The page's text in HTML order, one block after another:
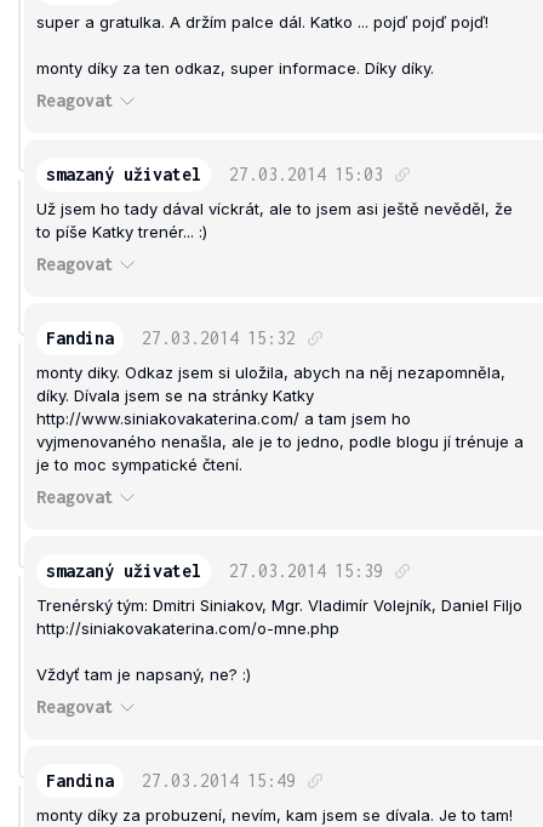
super a gratulka. A držím palce dál. Katko ... pojď pojď pojď!
monty díky za ten odkaz, super informace. Díky díky.
Reagovat
smazaný uživatel 27.03.2014 15:03
Už jsem ho tady dával víckrát, ale to jsem asi ještě nevěděl, že
to píše Katky trenér... :)
Reagovat
Fandina 27.03.2014 15:32
monty diky. Odkaz jsem si uložila, abych na něj nezapomněla,
díky. Dívala jsem se na stránky Katky
http://www.siniakovakaterina.com/ a tam jsem ho
vyjmenovaného nenašla, ale je to jedno, podle blogu jí trénuje a
je to moc sympatické čtení.
Reagovat
smazaný uživatel 27.03.2014 15:39
Trenérský tým: Dmitri Siniakov, Mgr. Vladimír Volejník, Daniel Filjo
http://siniakovakaterina.com/o-mne.php
Vždyť tam je napsaný, ne? :)
Reagovat
Fandina 27.03.2014 15:49
monty díky za probuzení, nevím, kam jsem se dívala. Je to tam!